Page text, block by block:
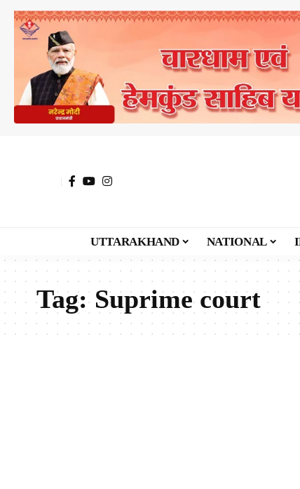
UTTARAKHAND NATIONAL
Tag: Suprime court